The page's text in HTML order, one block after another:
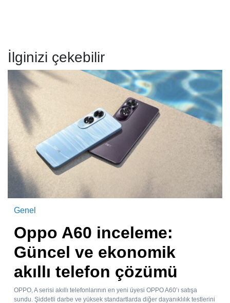
İlginizi çekebilir
Genel
Oppo A60 inceleme:
Güncel ve ekonomik
akıllı telefon çözümü
OPPO, A serisi akıllı telefonlarının en yeni üyesi OPPO A60’ı satışa
sundu. Şiddetli darbe ve yüksek standartlarda diğer dayanıklılık testlerini